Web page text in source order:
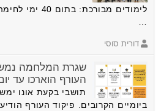
לימודים
דורית סוסי
שגרת המלחמה
העורף הוארכו עד יום ב'
תושבי בקעת אונו
ביומיים הקרובים. פיקוד העורף